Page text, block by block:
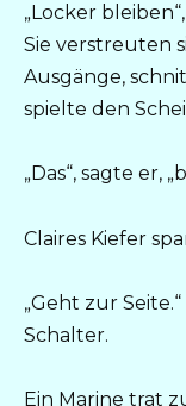
„Locker
Sie verstreuten
Ausgänge,
spielte den
„Das“, sagte er,
Claires Kiefer
„Geht zur
Schalter.
Ein Marine trat